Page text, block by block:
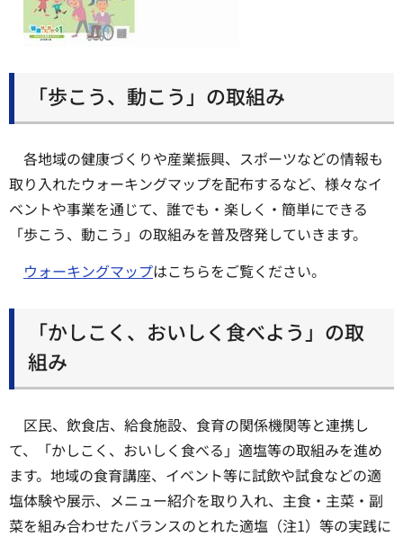
「歩こう、動こう」の取組み
各地域の健康づくりや産業振興、スポーツなどの情報も
取り入れたウォーキングマップを配布するなど、様々なイ
ベントや事業を通じて、誰でも・楽しく・簡単にできる
「歩こう、動こう」の取組みを普及啓発していきます。
ウォーキングマップはこちらをご覧ください。
「かしこく、おいしく食べよう」の取
組み
区民、飲食店、給食施設、食育の関係機関等と連携し
て、「かしこく、おいしく食べる」適塩等の取組みを進め
ます。地域の食育講座、イベント等に試飲や試食などの適
塩体験や展示、メニュー紹介を取り入れ、主食・主菜・副
菜を組み合わせたバランスのとれた適塩（注1）等の実践に